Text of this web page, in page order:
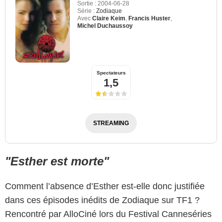
Sortie : 2004-06-28
Série : Zodiaque
Avec Claire Keim Francis Huster
Michel Duchaussoy
Spectateurs
1,5
STREAMING
"Esther est morte"
Comment l’absence d’Esther est-elle donc justifiée
dans ces épisodes inédits de Zodiaque sur TF1 ?
Rencontré par AlloCiné lors du Festival Canneséries